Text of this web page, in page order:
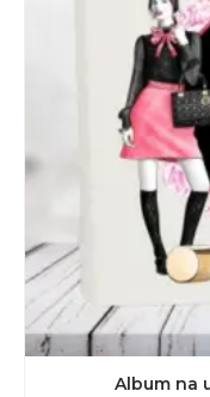
Album na